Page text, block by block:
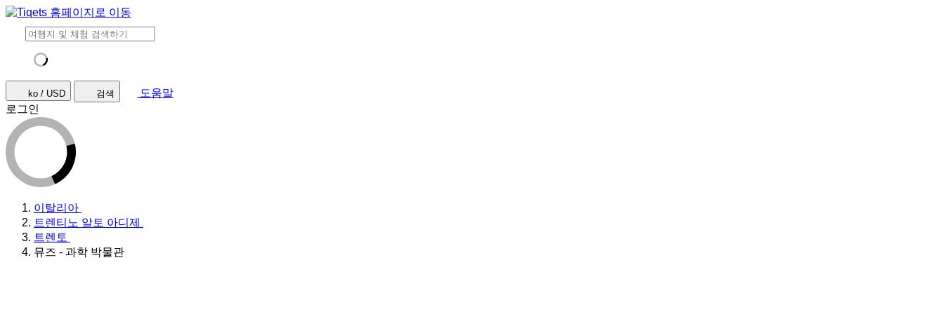
ko / USD 검색
도움말
로그인
이탈리아
트렌티노 알토 아디제
트렌토
뮤즈 - 과학 박물관